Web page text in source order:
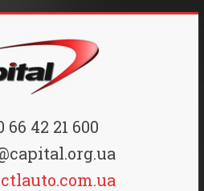
66 42 21 600